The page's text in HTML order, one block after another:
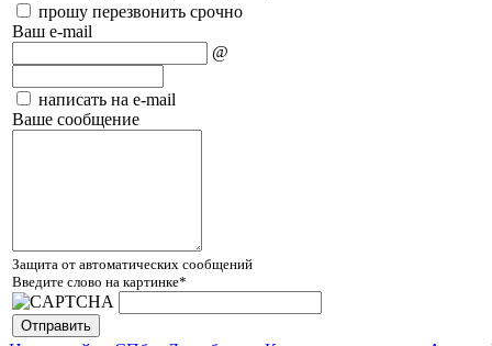
прошу перезвонить срочно
Ваш e-mail
@
написать на e-mail
Ваше сообщение
Защита от автоматических сообщений
Введите слово на картинке*